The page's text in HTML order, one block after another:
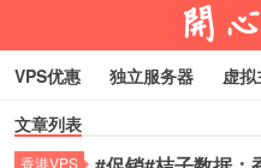
VPS优惠 独立服务器 虚
折腾VPS
文章列表
香港VPS